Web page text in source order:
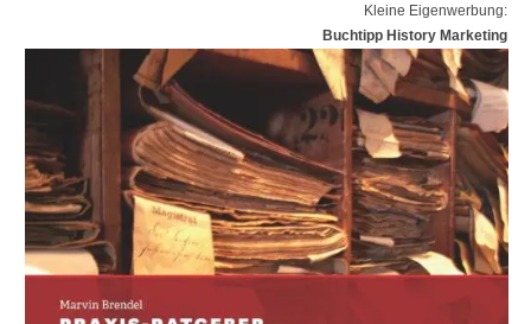
Kleine Eigenwerbung:
Buchtipp History Marketing